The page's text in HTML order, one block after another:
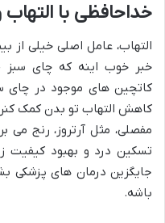
خداحافظی با
التهاب، عامل اصلی خیلی از
خبر خوب اینه که چای سبز
کاهش التهاب تو بدن کمک
مفصلی، مثل آرتروز، رنج
تسکین درد و بهبود کیفیت
جایگزین درمان های پزشکی
باشه.